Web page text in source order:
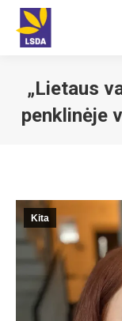
„Lietaus
penklinėje
Kita